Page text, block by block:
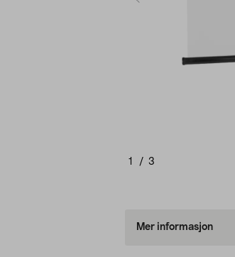
1 / 3
Mer informasjon